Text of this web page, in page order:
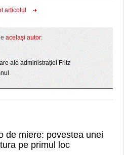
articolul
acelaşi autor:
ale administrației Fritz
de miere: povestea unei
pe primul loc